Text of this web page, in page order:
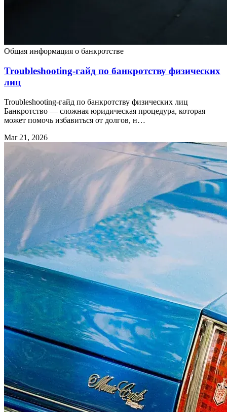
Общая информация о банкротстве
Troubleshooting-гайд по банкротству физических
лиц
Troubleshooting-гайд по банкротству физических лиц
Банкротство — сложная юридическая процедура, которая
может помочь избавиться от долгов, н…
Mar 21, 2026